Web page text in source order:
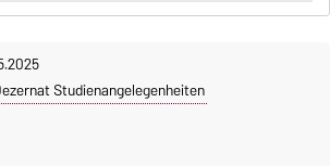
Studienangelegenheiten